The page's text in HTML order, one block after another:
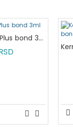
Kerr Optibond Solo Plus bond 3ml